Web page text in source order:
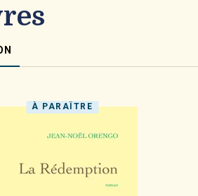
À PARAÎTRE